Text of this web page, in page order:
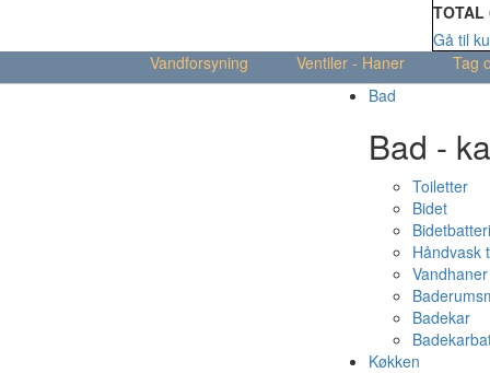
TOTAL
Gå til
Vandforsyning
Ventiler - Haner Tag
Bad
Bad -
Toiletter
Bidet
Håndvask
Badekar
Køkken